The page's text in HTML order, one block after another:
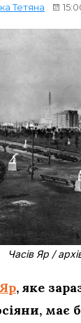
Тетяна
Часів Яр /
, яке
має